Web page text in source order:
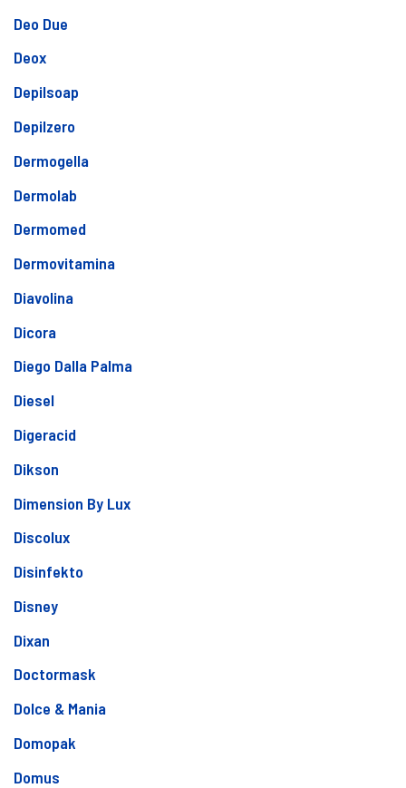
Deo Due
Deox
Depilsoap
Depilzero
Dermogella
Dermolab
Dermomed
Dermovitamina
Diavolina
Dicora
Diego Dalla Palma
Diesel
Digeracid
Dikson
Dimension By Lux
Discolux
Disinfekto
Disney
Dixan
Doctormask
Dolce & Mania
Domopak
Domus